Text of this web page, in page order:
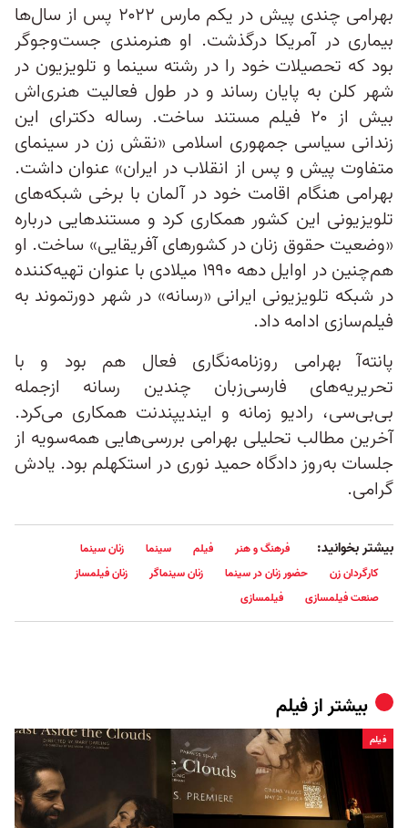
بهرامی چندی پیش در یکم مارس ۲۰۲۲ پس از سال‌ها
بیماری در آمریکا درگذشت. او هنرمندی جست‌و‌جوگر
بود که تحصیلات خود را در رشته‌ سینما و تلویزیون در
شهر کلن به پایان رساند و در طول فعالیت هنری‌اش
بیش از ۲۰ فیلم مستند ساخت. رساله‌ دکترای این
زندانی سیاسی جمهوری اسلامی «نقش زن در ‏سینمای
متفاوت پیش و پس از انقلاب در ‏ایران» عنوان داشت.
بهرامی هنگام اقامت خود در آلمان با برخی شبکه‌های
تلویزیونی این کشور همکاری کرد و مستندهایی درباره
«وضعیت حقوق زنان در کشورهای آفریقایی» ساخت. او
هم‌چنین در اوایل دهه ۱۹۹۰ میلادی با ‌عنوان تهیه‌کننده
در شبکه تلویزیونی ایرانی «رسانه» در شهر دورتموند به
فیلم‌سازی ادامه داد.
پانته‌آ بهرامی روزنامه‌نگاری فعال هم بود و با
تحریریه‌های فارسی‌زبان چندین رسانه‌ ازجمله
بی‌بی‌سی، رادیو زمانه و ایندیپندنت همکاری می‌کرد.
آخرین مطالب تحلیلی بهرامی بررسی‌‌هایی همه‌سویه از
جلسات به‌روز دادگاه حمید نوری در استکهلم بود. یادش
گرامی.
بیشتر بخوانید: فرهنگ و هنر فیلم سینما
زنان سینما
کارگردان زن
حضور زنان در سینما زنان سینماگر
زنان فیلمساز
صنعت فیلمسازی
فیلمسازی
بیشتر ازفیلم
فیلم